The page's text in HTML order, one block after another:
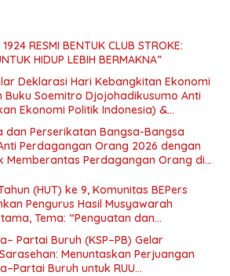
RESMI BENTUK CLUB STROKE:
HIDUP LEBIH BERMAKNA”
Deklarasi Hari Kebangkitan Ekonomi
Buku Soemitro Djojohadikusumo Anti
Ekonomi Politik Indonesia) &
Undang-Undang Perekonomian
Sosial dalam Menata Bangsa
2045”,
dan Perserikatan Bangsa-Bangsa
Perdagangan Orang 2026 dengan
Memberantas Perdagangan Orang di
(HUT) ke 9, Komunitas BEPers
Pengurus Hasil Musyawarah
Tema: “Penguatan dan
KBI yang Berbasis Riset di seluruh
Partai Buruh (KSP–PB) Gelar
Menuntaskan Perjuangan
Buruh untuk RUU